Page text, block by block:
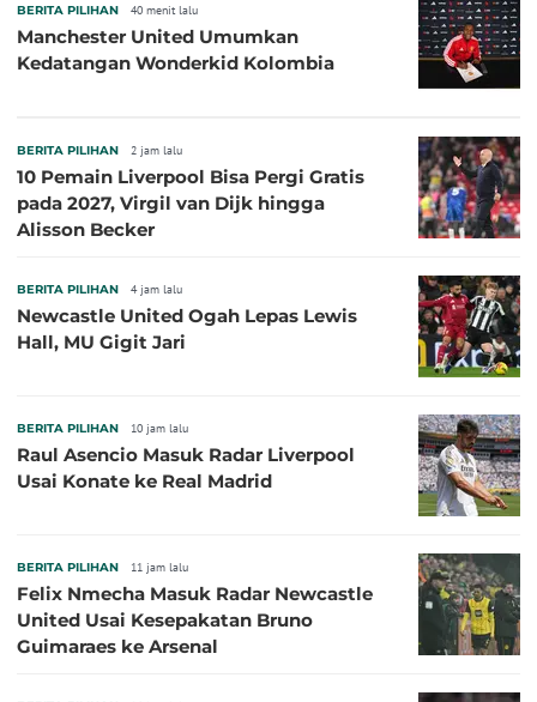
BERITA PILIHAN 40 menit lalu
Manchester United Umumkan
Kedatangan Wonderkid Kolombia
BERITA PILIHAN 2 jam lalu
10 Pemain Liverpool Bisa Pergi Gratis
pada 2027, Virgil van Dijk hingga
Alisson Becker
BERITA PILIHAN 4 jam lalu
Newcastle United Ogah Lepas Lewis
Hall, MU Gigit Jari
BERITA PILIHAN 10 jam lalu
Raul Asencio Masuk Radar Liverpool
Usai Konate ke Real Madrid
BERITA PILIHAN 11 jam lalu
Felix Nmecha Masuk Radar Newcastle
United Usai Kesepakatan Bruno
Guimaraes ke Arsenal